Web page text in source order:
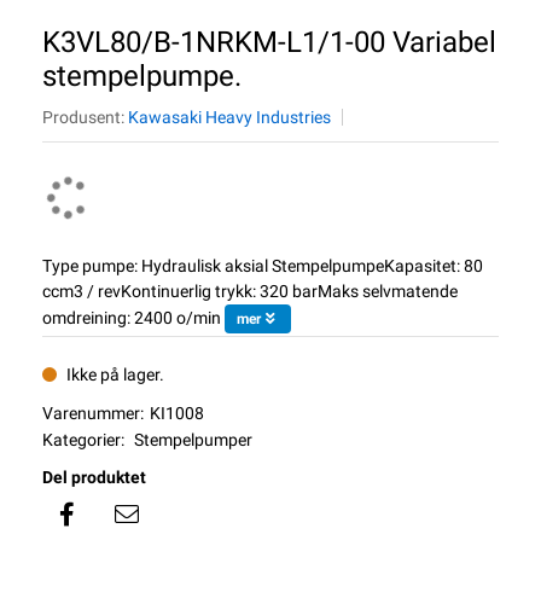
K3VL80/B-1NRKM-L1/1-00 Variabel
stempelpumpe.
Produsent: Kawasaki Heavy Industries
Type pumpe: Hydraulisk aksial StempelpumpeKapasitet: 80
ccm3 / revKontinuerlig trykk: 320 barMaks selvmatende
omdreining: 2400 o/min
mer
Ikke på lager.
Varenummer: KI1008
Kategorier: Stempelpumper
Del produktet